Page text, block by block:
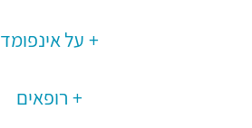
על אינפומד
רופאים